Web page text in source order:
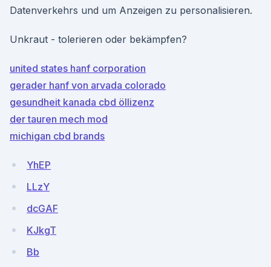
Datenverkehrs und um Anzeigen zu personalisieren.
Unkraut - tolerieren oder bekämpfen?
united states hanf corporation
gerader hanf von arvada colorado
gesundheit kanada cbd öllizenz
der tauren mech mod
michigan cbd brands
YhEP
LLzY
dcGAF
KJkgT
Bb